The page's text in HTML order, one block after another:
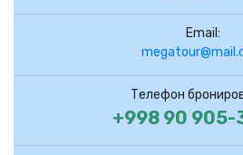
Email:
Телефон
+998 90